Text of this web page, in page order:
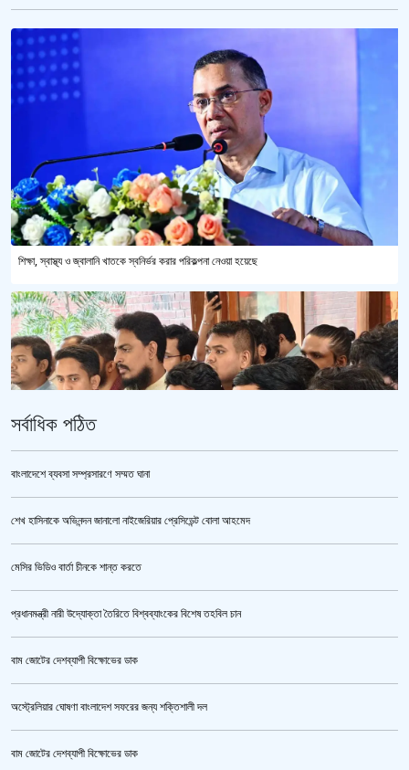
শিক্ষা, স্বাস্থ্য ও জ্বালানি খাতকে স্বনির্ভর করার পরিকল্পনা নেওয়া হয়েছে
ভারতকে ভয় পেয়েই কি ফেলানী ও মোদিবিরোধী আন্দোলনের ছবি সরানো হয়েছে?’
সর্বাধিক পঠিত
বাংলাদেশে ব্যবসা সম্প্রসারণে সম্মত ঘানা
শেখ হাসিনাকে অভিনন্দন জানালো নাইজেরিয়ার প্রেসিডেন্ট বোলা আহমেদ
মেসির ভিডিও বার্তা চীনকে শান্ত করতে
প্রধানমন্ত্রী নারী উদ্যোক্তা তৈরিতে বিশ্বব্যাংকের বিশেষ তহবিল চান
বাম জোটের দেশব্যাপী বিক্ষোভের ডাক
অস্ট্রেলিয়ার ঘোষণা বাংলাদেশ সফরের জন্য শক্তিশালী দল
বাম জোটের দেশব্যাপী বিক্ষোভের ডাক